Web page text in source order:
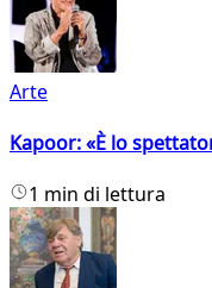
Arte
Kapoor: «È lo
1 min di lettura